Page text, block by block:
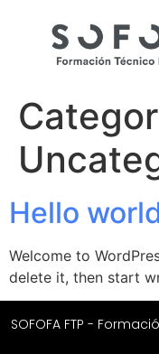
Hello
Welcome to
delete it, then start
SOFOFA FTP -